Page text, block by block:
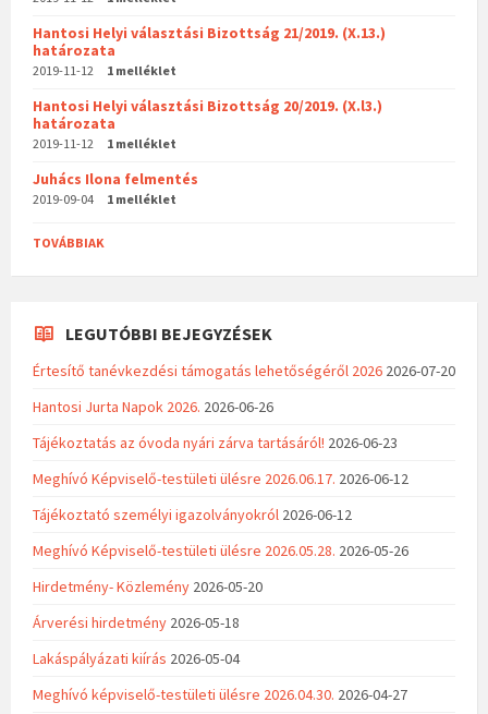
Hantosi Helyi választási Bizottság 21/2019. (X.13.)
határozata
2019-11-12 1 melléklet
Hantosi Helyi választási Bizottság 20/2019. (X.l3.)
határozata
2019-11-12 1 melléklet
Juhács Ilona felmentés
2019-09-04 1 melléklet
TOVÁBBIAK
LEGUTÓBBI BEJEGYZÉSEK
Értesítő tanévkezdési támogatás lehetőségéről 2026 2026-07-20
Hantosi Jurta Napok 2026. 2026-06-26
Tájékoztatás az óvoda nyári zárva tartásáról! 2026-06-23
Meghívó Képviselő-testületi ülésre 2026.06.17. 2026-06-12
Tájékoztató személyi igazolványokról 2026-06-12
Meghívó Képviselő-testületi ülésre 2026.05.28. 2026-05-26
Hirdetmény- Közlemény 2026-05-20
Árverési hirdetmény 2026-05-18
Lakáspályázati kiírás 2026-05-04
Meghívó képviselő-testületi ülésre 2026.04.30. 2026-04-27